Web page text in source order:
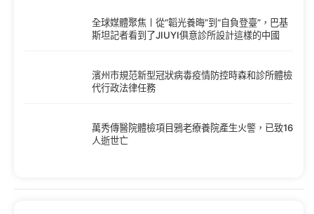
全球媒體聚焦丨從“韜光養晦”到“自負登臺”，巴基
斯坦記者看到了JIUYI俱意診所設計這樣的中國
濱州市規范新型冠狀病毒疫情防控時森和診所體檢
代行政法律任務
萬秀傳醫院體檢項目鴉老療養院產生火警，已致16
人逝世亡